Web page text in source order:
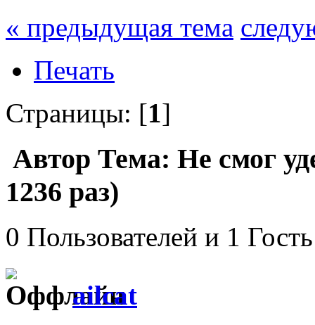
« предыдущая тема
Печать
Страницы: [1]
Автор Тема: Не смог
1236 раз)
0 Пользователей и 1
ailcat